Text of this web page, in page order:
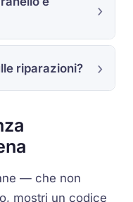
riparazioni?
— che non
mostri un codice